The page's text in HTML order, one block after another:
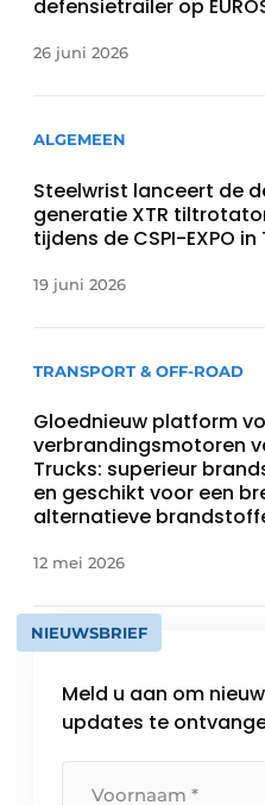
defensietrailer op
26 juni 2026
ALGEMEEN
Steelwrist lanceert de
generatie XTR
tijdens de CSPI-EXPO in
19 juni 2026
TRANSPORT & OFF-ROAD
Gloednieuw platform
verbrandingsmotoren
Trucks: superieur
en geschikt voor een
alternatieve
12 mei 2026
NIEUWSBRIEF
Meld u aan om
updates te